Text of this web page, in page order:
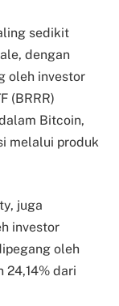
sedikit
dengan
oleh investor
(BRRR)
Bitcoin,
melalui produk
juga
investor
oleh
24,14% dari